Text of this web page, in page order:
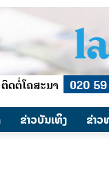
​ຂ່າວບັນເທິງ ຂ່າວ